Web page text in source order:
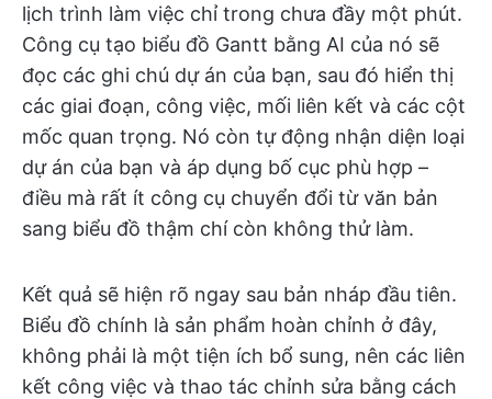
lịch trình làm việc chỉ trong chưa đầy một phút.
Công cụ tạo biểu đồ Gantt bằng AI của nó sẽ
đọc các ghi chú dự án của bạn, sau đó hiển thị
các giai đoạn, công việc, mối liên kết và các cột
mốc quan trọng. Nó còn tự động nhận diện loại
dự án của bạn và áp dụng bố cục phù hợp –
điều mà rất ít công cụ chuyển đổi từ văn bản
sang biểu đồ thậm chí còn không thử làm.
Kết quả sẽ hiện rõ ngay sau bản nháp đầu tiên.
Biểu đồ chính là sản phẩm hoàn chỉnh ở đây,
không phải là một tiện ích bổ sung, nên các liên
kết công việc và thao tác chỉnh sửa bằng cách